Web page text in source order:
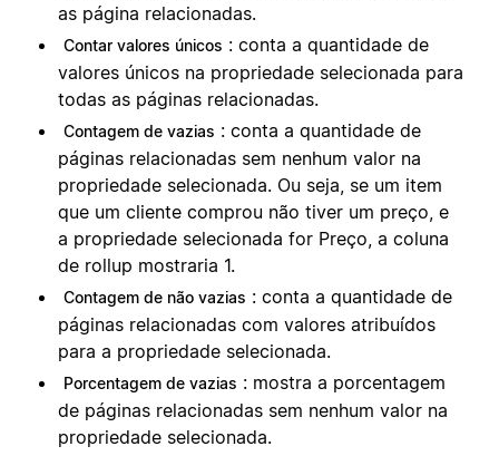
as página relacionadas.
Contar valores únicos : conta a quantidade de
valores únicos na propriedade selecionada para
todas as páginas relacionadas.
Contagem de vazias : conta a quantidade de
páginas relacionadas sem nenhum valor na
propriedade selecionada. Ou seja, se um item
que um cliente comprou não tiver um preço, e
a propriedade selecionada for Preço, a coluna
de rollup mostraria 1.
Contagem de não vazias : conta a quantidade de
páginas relacionadas com valores atribuídos
para a propriedade selecionada.
Porcentagem de vazias : mostra a porcentagem
de páginas relacionadas sem nenhum valor na
propriedade selecionada.